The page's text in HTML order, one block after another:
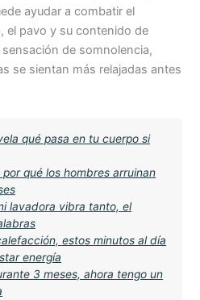
ayudar a combatir el
el pavo y su contenido de
de somnolencia,
se sientan más relajadas antes
qué pasa en tu cuerpo si
qué los hombres arruinan
lavadora vibra tanto, el
estos minutos al día
energía
3 meses, ahora tengo un